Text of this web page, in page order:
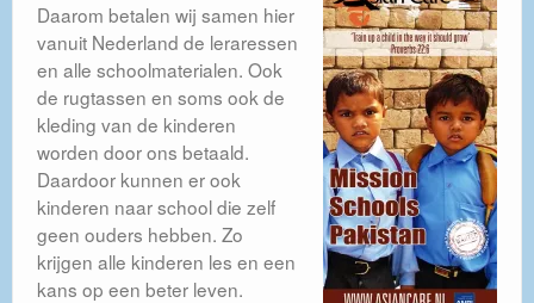
Daarom betalen wij samen hier
vanuit Nederland de leraressen
en alle schoolmaterialen. Ook
de rugtassen en soms ook de
kleding van de kinderen
worden door ons betaald.
Daardoor kunnen er ook
kinderen naar school die zelf
geen ouders hebben. Zo
krijgen alle kinderen les en een
kans op een beter leven.